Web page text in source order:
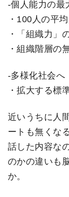
-個人能力の最
・100人の平
・「組織力」
・組織階層の
-多様化社会へ
・拡大する標
近いうちに人
ートも無くな
話した内容な
のかの違いも
か。